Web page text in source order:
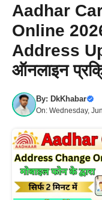
Aadhar
Online
Address
ऑनलाइन
By: DkKhabar
On: Wednesday,